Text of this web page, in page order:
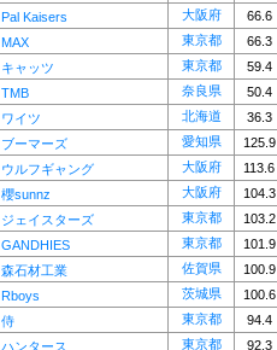
Pal Kaisers 大阪府 66.6
MAX 東京都 66.3
キャッツ 東京都 59.4
TMB 奈良県 50.4
ワイツ 北海道 36.3
ブーマーズ 愛知県 125.9
ウルフギャング 大阪府 113.6
櫻sunnz 大阪府 104.3
ジェイスターズ 東京都 103.2
GANDHIES 東京都 101.9
森石材工業 佐賀県 100.9
Rboys 茨城県 100.6
侍 東京都 94.4
ハンタース 東京都 92.3